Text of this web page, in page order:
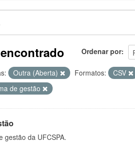
Ordenar por
Outra (Aberta) Formatos: CSV
de gestão
gestão da UFCSPA.